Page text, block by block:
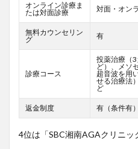
オンライン診療ま
たは対面診療
対面・オン
無料カウンセリン
グ
有
診療コース
投薬治療（
ど）、メソ
超音波を用
せる治療法
ど
返金制度 有（条件有）
4位は「SBC湘南AGAクリニッ